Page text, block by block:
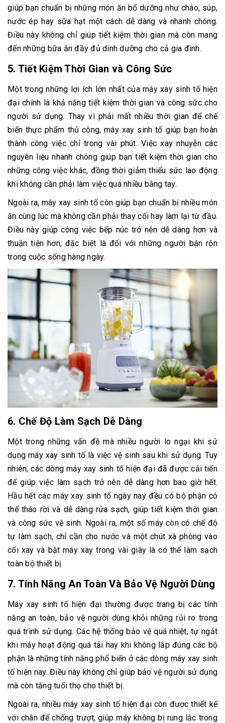
giúp bạn chuẩn bị những món ăn bổ dưỡng như cháo, súp,
nước ép hay sữa hạt một cách dễ dàng và nhanh chóng.
Điều này không chỉ giúp tiết kiệm thời gian mà còn mang
đến những bữa ăn đầy đủ dinh dưỡng cho cả gia đình.
5. Tiết Kiệm Thời Gian và Công Sức
Một trong những lợi ích lớn nhất của máy xay sinh tố hiện
đại chính là khả năng tiết kiệm thời gian và công sức cho
người sử dụng. Thay vì phải mất nhiều thời gian để chế
biến thực phẩm thủ công, máy xay sinh tố giúp bạn hoàn
thành công việc chỉ trong vài phút. Việc xay nhuyễn các
nguyên liệu nhanh chóng giúp bạn tiết kiệm thời gian cho
những công việc khác, đồng thời giảm thiểu sức lao động
khi không cần phải làm việc quá nhiều bằng tay.
Ngoài ra, máy xay sinh tố còn giúp bạn chuẩn bị nhiều món
ăn cùng lúc mà không cần phải thay cối hay làm lại từ đầu.
Điều này giúp công việc bếp núc trở nên dễ dàng hơn và
thuận tiện hơn, đặc biệt là đối với những người bận rộn
trong cuộc sống hàng ngày.
6. Chế Độ Làm Sạch Dễ Dàng
Một trong những vấn đề mà nhiều người lo ngại khi sử
dụng máy xay sinh tố là việc vệ sinh sau khi sử dụng. Tuy
nhiên, các dòng máy xay sinh tố hiện đại đã được cải tiến
để giúp việc làm sạch trở nên dễ dàng hơn bao giờ hết.
Hầu hết các máy xay sinh tố ngày nay đều có bộ phận có
thể tháo rời và dễ dàng rửa sạch, giúp tiết kiệm thời gian
và công sức vệ sinh. Ngoài ra, một số máy còn có chế độ
tự làm sạch, chỉ cần cho nước và một chút xà phòng vào
cối xay và bật máy xay trong vài giây là có thể làm sạch
toàn bộ thiết bị.
7. Tính Năng An Toàn Và Bảo Vệ Người Dùng
Máy xay sinh tố hiện đại thường được trang bị các tính
năng an toàn, bảo vệ người dùng khỏi những rủi ro trong
quá trình sử dụng. Các hệ thống bảo vệ quá nhiệt, tự ngắt
khi máy hoạt động quá tải hay khi không lắp đúng các bộ
phận là những tính năng phổ biến ở các dòng máy xay sinh
tố hiện nay. Điều này không chỉ giúp bảo vệ người sử dụng
mà còn tăng tuổi thọ cho thiết bị.
Ngoài ra, nhiều máy xay sinh tố hiện đại còn được thiết kế
với chân đế chống trượt, giúp máy không bị rung lắc trong